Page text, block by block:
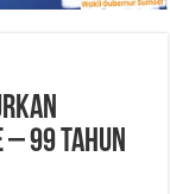
99 Tahun